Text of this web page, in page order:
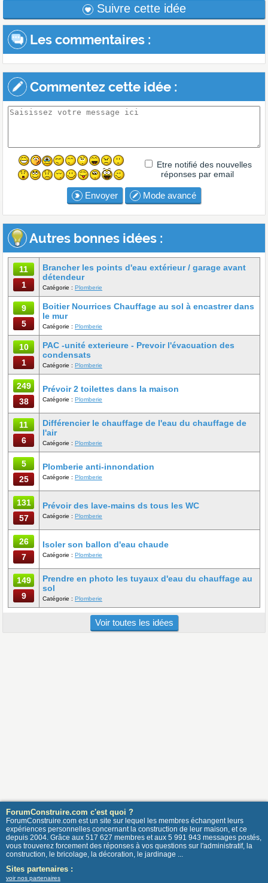
Suivre cette idée
Les commentaires :
Commentez cette idée :
Etre notifié des nouvelles
réponses par email
Envoyer Mode avancé
Autres bonnes idées :
11
1
Brancher les points d'eau extérieur / garage avant
détendeur
Catégorie : Plomberie
9
5
Boitier Nourrices Chauffage au sol à encastrer dans
le mur
Catégorie : Plomberie
10
1
PAC -unité exterieure - Prevoir l'évacuation des
condensats
Catégorie : Plomberie
249
38
Prévoir 2 toilettes dans la maison
Catégorie : Plomberie
11
6
Différencier le chauffage de l'eau du chauffage de
l'air
Catégorie : Plomberie
5
25
Plomberie anti-innondation
Catégorie : Plomberie
131
57
Prévoir des lave-mains ds tous les WC
Catégorie : Plomberie
26
7
Isoler son ballon d'eau chaude
Catégorie : Plomberie
149
9
Prendre en photo les tuyaux d'eau du chauffage au
sol
Catégorie : Plomberie
Voir toutes les idées
ForumConstruire.com c'est quoi ?
ForumConstruire.com est un site sur lequel les membres échangent leurs
expériences personnelles concernant la construction de leur maison, et ce
depuis 2004. Grâce aux 517 627 membres et aux 5 991 943 messages postés,
vous trouverez forcement des réponses à vos questions sur l'administratif, la
construction, le bricolage, la décoration, le jardinage ...
Sites partenaires :
voir nos partenaires